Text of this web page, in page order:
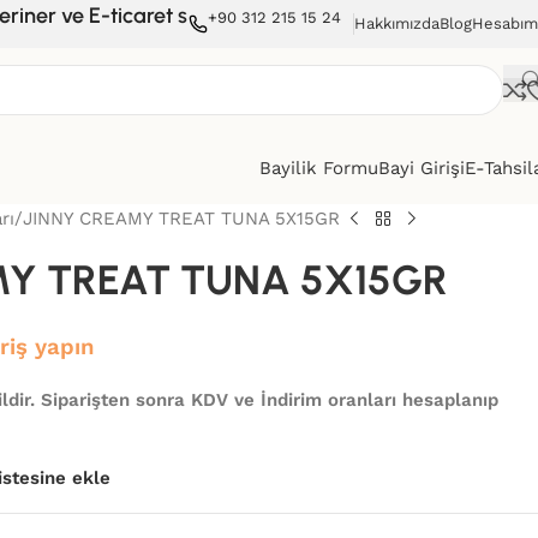
E-ticaret sitelerine satışımız vardır. Perakende satış
+90 312 215 15 24 HakkımızdaBlogHesabım
Bayilik FormuBayi GirişiE-
JINNY CREAMY TREAT TUNA 5X15GR
TREAT TUNA 5X15GR
yapın
Siparişten sonra KDV ve İndirim oranları hesaplanıp
ekle